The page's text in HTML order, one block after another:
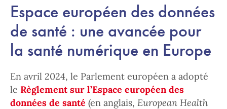
Espace européen des données
de santé : une avancée pour
la santé numérique en Europe
En avril 2024, le Parlement européen a adopté
le Règlement sur l’Espace européen des
données de santé (en anglais, European Health